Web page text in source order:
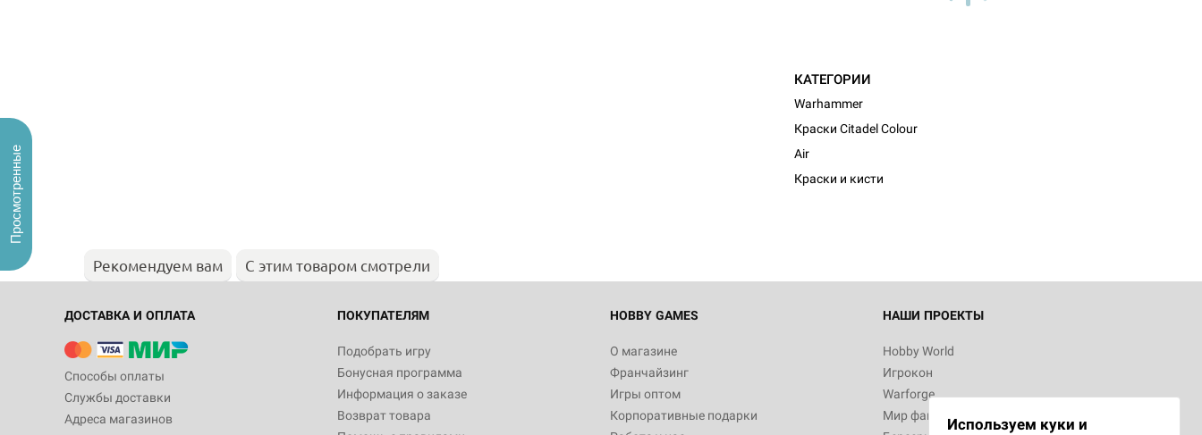
КАТЕГОРИИ
Warhammer
Краски Citadel Colour
Air
Краски и кисти
Рекомендуем вам С этим товаром смотрели
ДОСТАВКА И ОПЛАТА
Способы оплаты
Службы доставки
Адреса магазинов
ПОКУПАТЕЛЯМ
Подобрать игру
Бонусная программа
Информация о заказе
Возврат товара
HOBBY GAMES
О магазине
Франчайзинг
Игры оптом
Корпоративные подарки
НАШИ ПРОЕКТЫ
Hobby World
Игрокон
Warforge
Мир фантастикиИспользуем куки и
Просмотренные
Настольная игра Hobby World Монстры
Белая смерть
12 990
Настольная игра Hobby World Ужас
3 490